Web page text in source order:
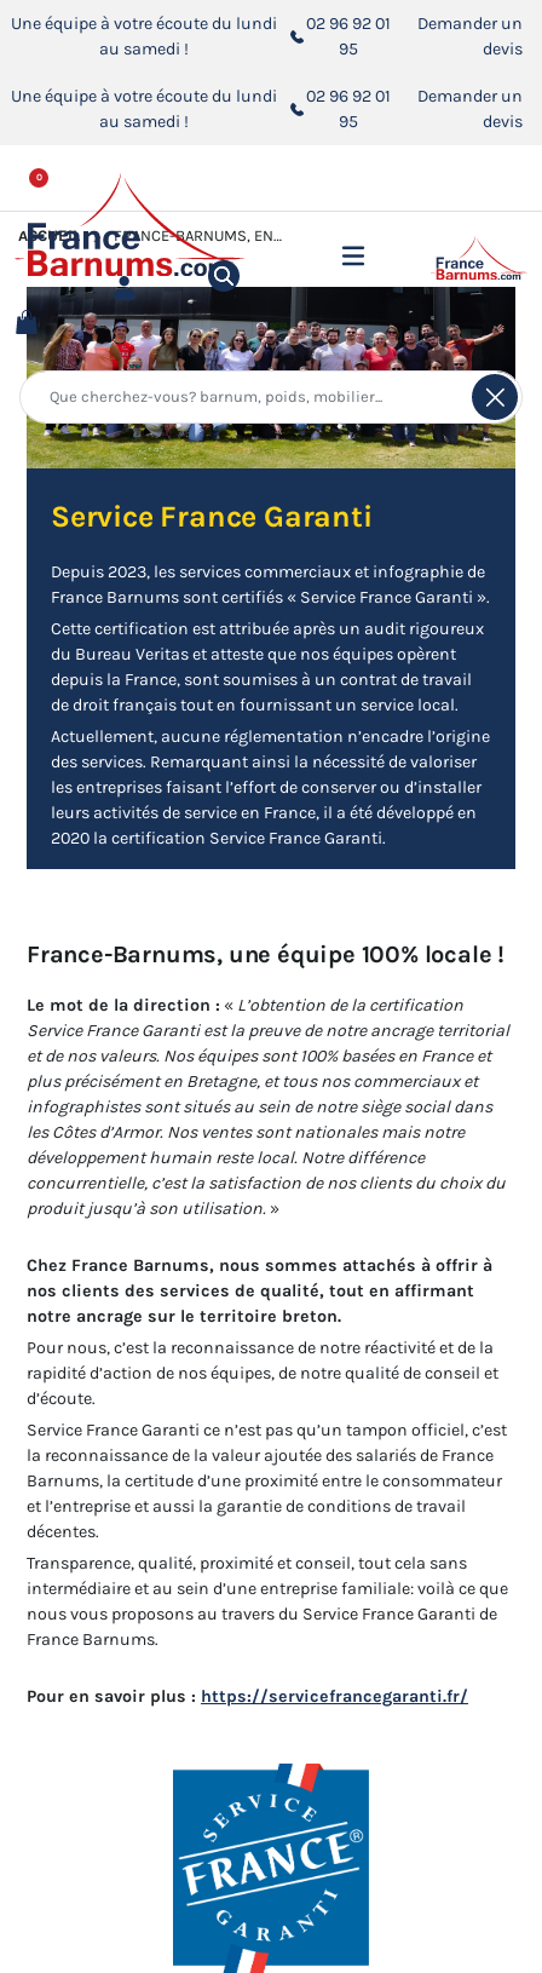
Une équipe à votre écoute du lundi
au samedi !
02 96 92 01
95
Demander un
devis
Une équipe à votre écoute du lundi
au samedi !
02 96 92 01
95
Demander un
devis
0
ACCUEIL FRANCE-BARNUMS, ENTREPRISE CERTIFIÉE SERVICE FRANCE GARANTI
Service France Garanti
Depuis 2023, les services commerciaux et infographie de
France Barnums sont certifiés « Service France Garanti ».
Cette certification est attribuée après un audit rigoureux
du Bureau Veritas et atteste que nos équipes opèrent
depuis la France, sont soumises à un contrat de travail
de droit français tout en fournissant un service local.
Actuellement, aucune réglementation n’encadre l’origine
des services. Remarquant ainsi la nécessité de valoriser
les entreprises faisant l’effort de conserver ou d’installer
leurs activités de service en France, il a été développé en
2020 la certification Service France Garanti.
France-Barnums, une équipe 100% locale !
Le mot de la direction : « L’obtention de la certification
Service France Garanti est la preuve de notre ancrage territorial
et de nos valeurs. Nos équipes sont 100% basées en France et
plus précisément en Bretagne, et tous nos commerciaux et
infographistes sont situés au sein de notre siège social dans
les Côtes d’Armor. Nos ventes sont nationales mais notre
développement humain reste local. Notre différence
concurrentielle, c’est la satisfaction de nos clients du choix du
produit jusqu’à son utilisation. »
Chez France Barnums, nous sommes attachés à offrir à
nos clients des services de qualité, tout en affirmant
notre ancrage sur le territoire breton.
Pour nous, c’est la reconnaissance de notre réactivité et de la
rapidité d’action de nos équipes, de notre qualité de conseil et
d’écoute.
Service France Garanti ce n’est pas qu’un tampon officiel, c’est
la reconnaissance de la valeur ajoutée des salariés de France
Barnums, la certitude d’une proximité entre le consommateur
et l’entreprise et aussi la garantie de conditions de travail
décentes.
Transparence, qualité, proximité et conseil, tout cela sans
intermédiaire et au sein d’une entreprise familiale: voilà ce que
nous vous proposons au travers du Service France Garanti de
France Barnums.
Pour en savoir plus : https://servicefrancegaranti.fr/